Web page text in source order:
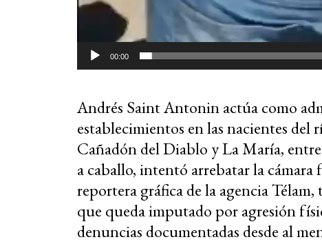
00:00
Andrés Saint Antonin actúa como
establecimientos en las nacientes del
Cañadón del Diablo y La María,
a caballo, intentó arrebatar la
reportera gráfica de la agencia
que queda imputado por agresión
denuncias documentadas desde al